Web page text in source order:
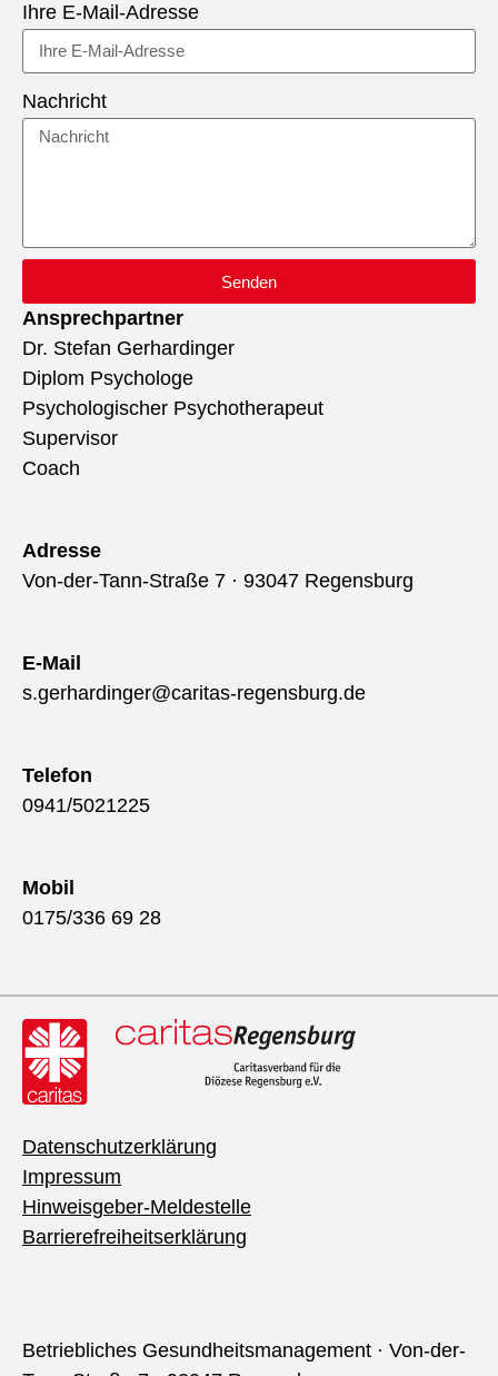
Ihre E-Mail-Adresse
Nachricht
Senden
Ansprechpartner
Dr. Stefan Gerhardinger
Diplom Psychologe
Psychologischer Psychotherapeut
Supervisor
Coach
Adresse
Von-der-Tann-Straße 7 · 93047 Regensburg
E-Mail
s.gerhardinger@caritas-regensburg.de
Telefon
0941/5021225
Mobil
0175/336 69 28
Datenschutzerklärung
Impressum
Hinweisgeber-Meldestelle
Barrierefreiheitserklärung
Betriebliches Gesundheitsmanagement · Von-der-